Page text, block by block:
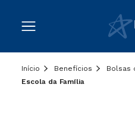
Início Benefícios
Bolsas
Escola da Família